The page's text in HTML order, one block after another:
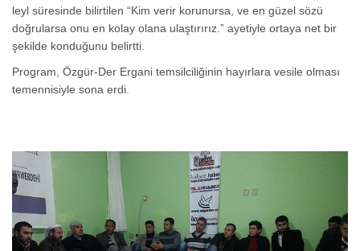
leyl süresinde bilirtilen “Kim verir korunursa, ve en güzel sözü
doğrularsa onu en kolay olana ulaştırırız.” ayetiyle ortaya net bir
şekilde konduğunu belirtti.
Program, Özgür-Der Ergani temsilciliğinin hayırlara vesile olması
temennisiyle sona erdi.